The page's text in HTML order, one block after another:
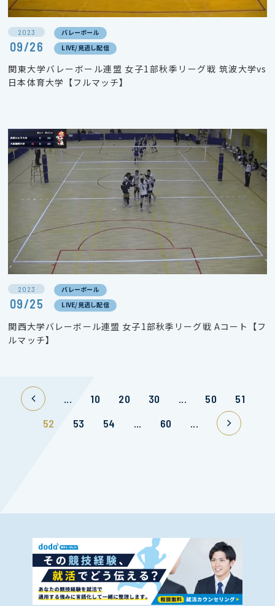
2023
09/26
バレーボール
LIVE/見逃し配信
関東大学バレーボール連盟 女子1部秋季リーグ戦 筑波大学vs
日本体育大学【フルマッチ】
2023
09/25
バレーボール
LIVE/見逃し配信
関西大学バレーボール連盟 女子1部秋季リーグ戦 Aコート【フ
ルマッチ】
... 10 20 30 ... 50
51
52
53 54 ... 60 ...